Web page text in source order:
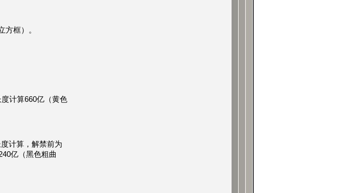
方框）。
计算660亿（黄色
计算，解禁前为
亿（黑色粗曲